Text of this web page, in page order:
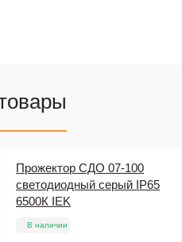
Прожектор СДО 07-100
светодиодный серый IP65
6500К IEK
В наличии